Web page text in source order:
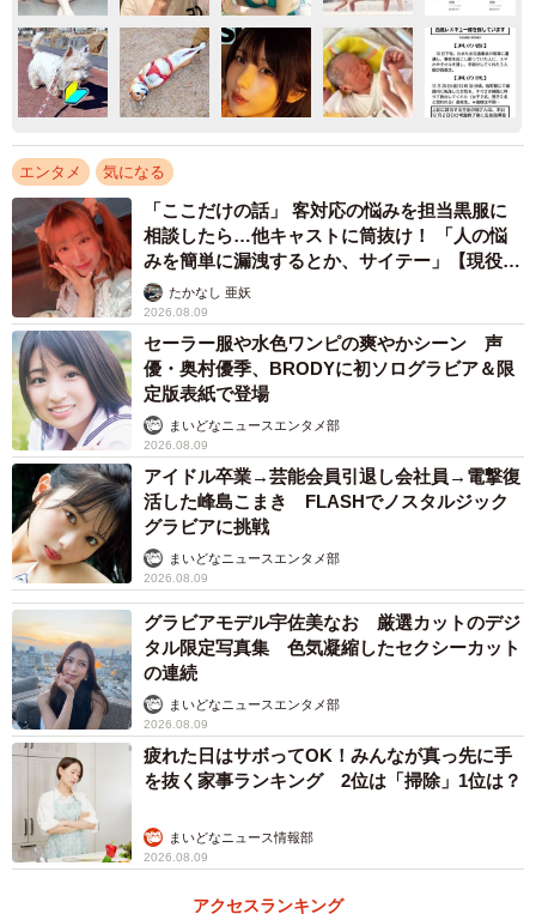
エンタメ 気になる
「ここだけの話」 客対応の悩みを担当黒服に
相談したら…他キャストに筒抜け！ 「人の悩
みを簡単に漏洩するとか、サイテー」【現役キ
ャストに取材】
たかなし 亜妖
2026.08.09
セーラー服や水色ワンピの爽やかシーン 声
優・奥村優季、BRODYに初ソログラビア＆限
定版表紙で登場
まいどなニュースエンタメ部
2026.08.09
アイドル卒業→芸能会員引退し会社員→電撃復
活した峰島こまき FLASHでノスタルジック
グラビアに挑戦
まいどなニュースエンタメ部
2026.08.09
グラビアモデル宇佐美なお 厳選カットのデジ
タル限定写真集 色気凝縮したセクシーカット
の連続
まいどなニュースエンタメ部
2026.08.09
疲れた日はサボってOK！みんなが真っ先に手
を抜く家事ランキング 2位は「掃除」1位は？
まいどなニュース情報部
2026.08.09
アクセスランキング